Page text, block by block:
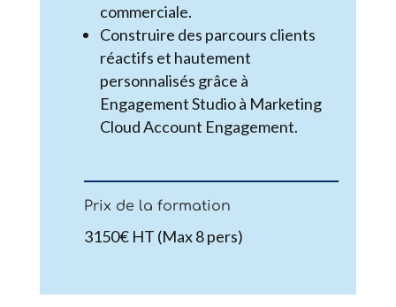
commerciale.
Construire des parcours clients
réactifs et hautement
personnalisés grâce à
Engagement Studio à Marketing
Cloud Account Engagement.
Prix de la formation
3150€ HT (Max 8 pers)